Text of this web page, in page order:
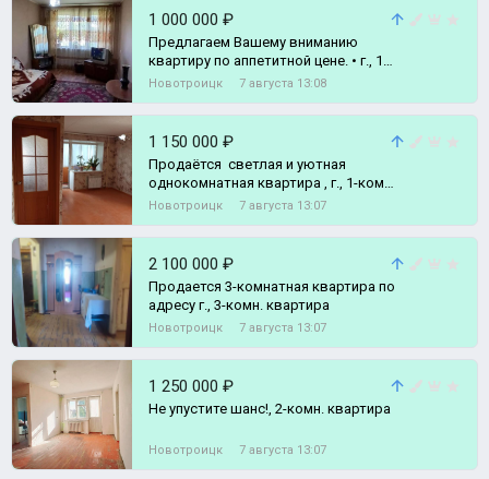
1 000 000 ₽
Предлагаем Вашему вниманию
квартиру по аппетитной цене. • г., 1-
комн. квартира
Новотроицк 7 августа 13:08
1 150 000 ₽
Продаётся светлая и уютная
однокомнатная квартира , г., 1-комн.
квартира
Новотроицк 7 августа 13:07
2 100 000 ₽
Продается 3-комнатная квартира по
адресу г., 3-комн. квартира
Новотроицк 7 августа 13:07
1 250 000 ₽
Не упустите шанс!, 2-комн. квартира
Новотроицк 7 августа 13:07